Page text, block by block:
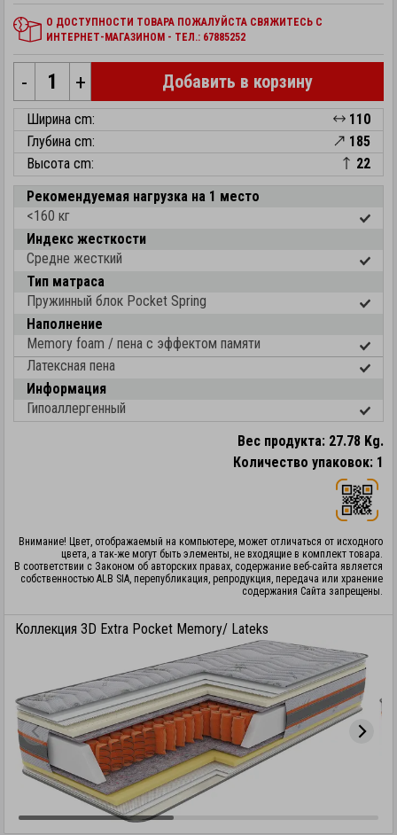
О ДОСТУПНОСТИ ТОВАРА ПОЖАЛУЙСТА СВЯЖИТЕСЬ С
ИНТЕРНЕТ-МАГАЗИНОМ - ТЕЛ.: 67885252
- + Добавить в корзину
Ширина cm:
110
Глубина cm:
185
Высота cm:
22
Рекомендуемая нагрузка на 1 место
<160 кг
Индекс жесткости
Средне жесткий
Тип матраса
Пружинный блок Pocket Spring
Наполнение
Memory foam / пена с эффектом памяти
Латексная пена
Информация
Гипоаллергенный
Вес продукта: 27.78 Kg.
Количество упаковок: 1
Внимание! Цвет, отображаемый на компьютере, может отличаться от исходного
цвета, а так-же могут быть элементы, не входящие в комплект товара.
В соответствии с Законом об авторских правах, содержание веб-сайта является
собственностью ALB SIA, перепубликация, репродукция, передача или хранение
содержания Сайта запрещены.
Коллекция 3D Extra Pocket Memory/ Lateks